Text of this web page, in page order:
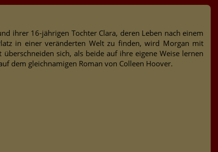
ihrer 16-jährigen Tochter Clara, deren Leben nach einem
in einer veränderten Welt zu finden, wird Morgan mit
sich, als beide auf ihre eigene Weise lernen
dem gleichnamigen Roman von Colleen Hoover.